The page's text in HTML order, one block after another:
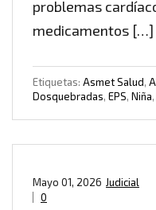
problemas
medicamentos […]
Etiquetas: Asmet Salud,
Dosquebradas, EPS, Niña,
Judicial
Mayo 01, 2026
0